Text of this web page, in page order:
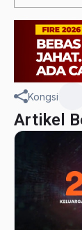
Kongsi
Artikel